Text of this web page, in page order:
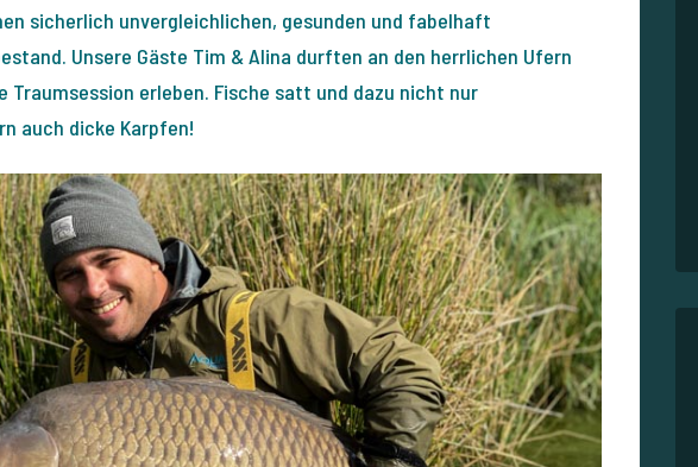
sicherlich unvergleichlichen, gesunden und fabelhaft
Unsere Gäste Tim & Alina durften an den herrlichen Ufern
Traumsession erleben. Fische satt und dazu nicht nur
auch dicke Karpfen!